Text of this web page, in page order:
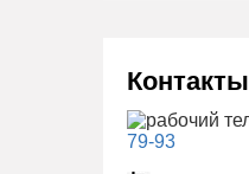
Контакты
79-93